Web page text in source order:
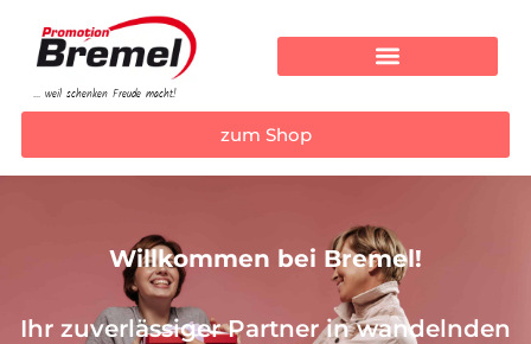
... weil schenken Freude macht!
zum Shop
Willkommen bei Bremel!
Ihr zuverlässiger Partner in wandelnden